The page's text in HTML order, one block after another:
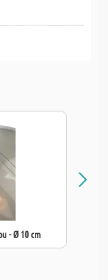
- Ø 10 cm